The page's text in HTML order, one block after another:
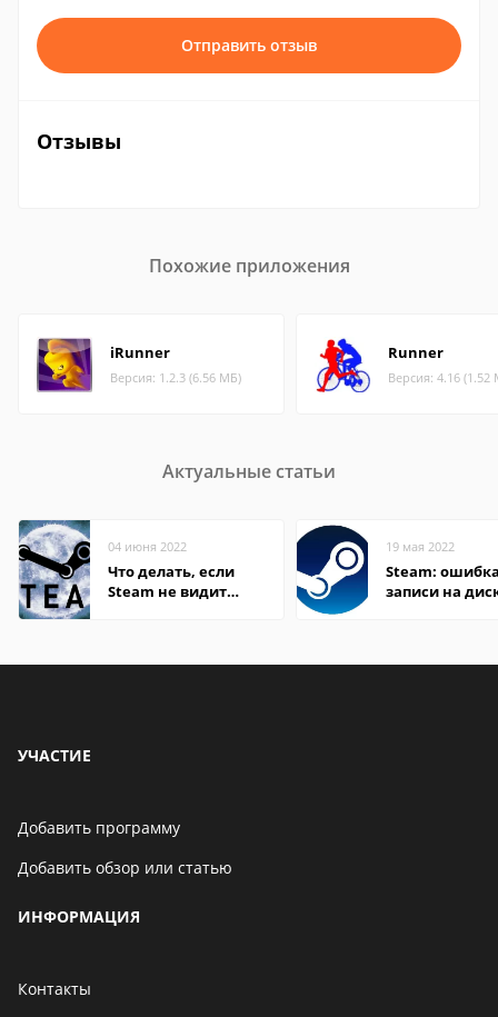
Отправить отзыв
Отзывы
Похожие приложения
iRunner
Версия: 1.2.3 (6.56 МБ)
Runner
Версия: 4.16 (1.52
Актуальные статьи
04 июня 2022
Что делать, если
Steam не видит
19 мая 2022
Steam:
записи на
УЧАСТИЕ
Добавить программу
Добавить обзор или статью
ИНФОРМАЦИЯ
Контакты